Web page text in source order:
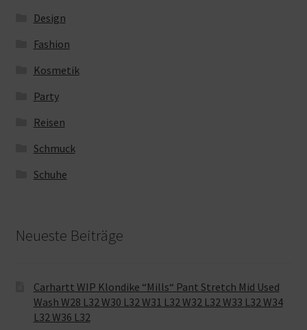
Design
Fashion
Kosmetik
Party
Reisen
Schmuck
Schuhe
Neueste Beiträge
Carhartt WIP Klondike “Mills“ Pant Stretch Mid Used
Wash W28 L32 W30 L32 W31 L32 W32 L32 W33 L32 W34
L32 W36 L32